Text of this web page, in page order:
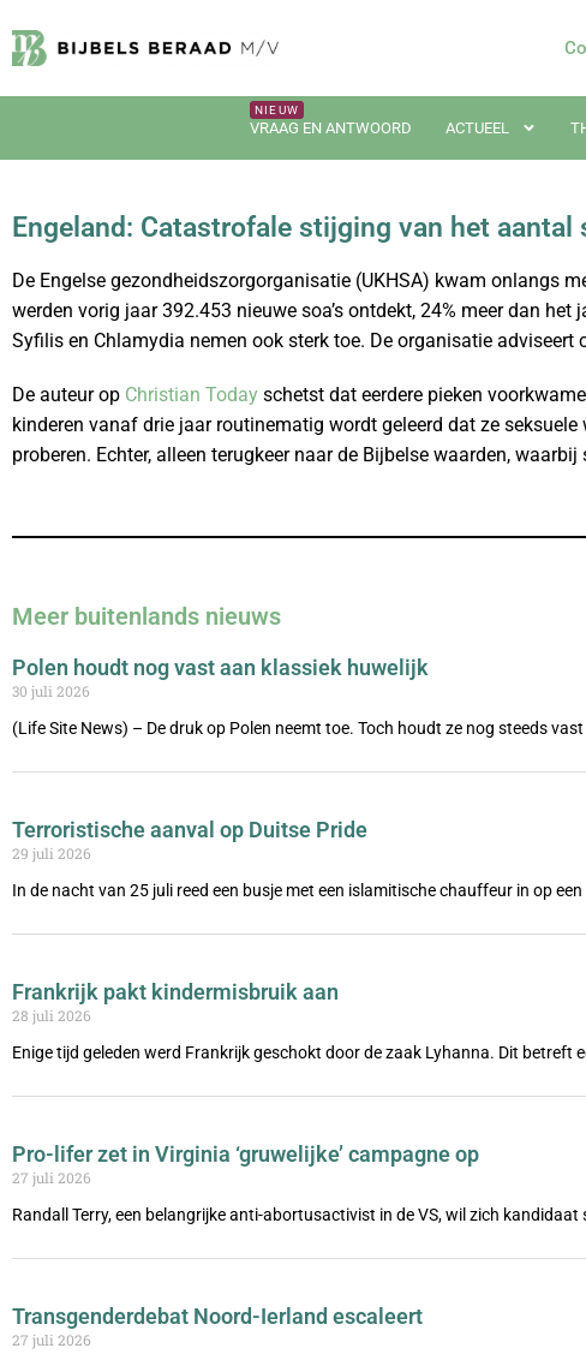
VRAAG EN ANTWOORD ACTUEEL
Engeland: Catastrofale stijging van het aantal
De Engelse gezondheidszorgorganisatie (UKHSA) kwam onlangs
werden vorig jaar 392.453 nieuwe soa’s ontdekt, 24% meer dan
Syfilis en Chlamydia nemen ook sterk toe. De organisatie
De auteur op Christian Today schetst dat eerdere pieken
kinderen vanaf drie jaar routinematig wordt geleerd dat ze
proberen. Echter, alleen terugkeer naar de Bijbelse waarden,
Meer buitenlands nieuws
Polen houdt nog vast aan klassiek huwelijk
30 juli 2026
(Life Site News) – De druk op Polen neemt toe. Toch houdt ze nog steeds
Terroristische aanval op Duitse Pride
29 juli 2026
In de nacht van 25 juli reed een busje met een islamitische chauffeur in op
Frankrijk pakt kindermisbruik aan
28 juli 2026
Enige tijd geleden werd Frankrijk geschokt door de zaak Lyhanna. Dit betreft
Pro-lifer zet in Virginia ‘gruwelijke’ campagne op
27 juli 2026
Randall Terry, een belangrijke anti-abortusactivist in de VS, wil zich
Transgenderdebat Noord-Ierland escaleert
27 juli 2026